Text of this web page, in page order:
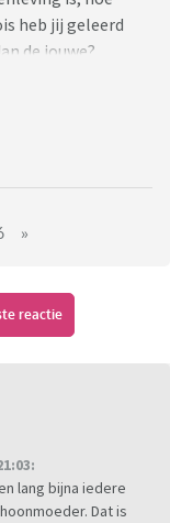
heb jij geleerd
de jouwe?
je Surinaamse
wat je echt als
ook niet bedoelt
Het staat je vrij
»
reactie
lang bijna iedere
Dat is